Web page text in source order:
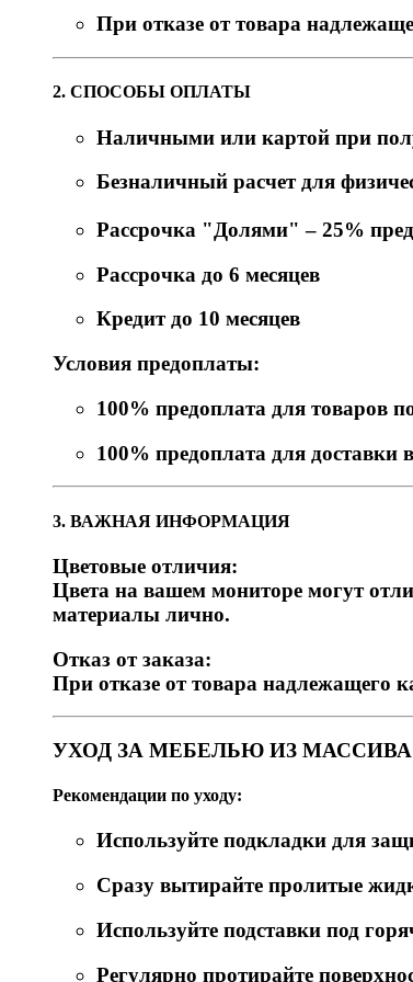
При отказе от товара
2. СПОСОБЫ ОПЛАТЫ
Наличными или картой при
Безналичный расчет для
Рассрочка "Долями" – 25%
Рассрочка до 6 месяцев
Кредит до 10 месяцев
Условия предоплаты:
100% предоплата для товаров
100% предоплата для
3. ВАЖНАЯ ИНФОРМАЦИЯ
Цветовые отличия:
Цвета на вашем мониторе могут
материалы лично.
Отказ от заказа:
При отказе от товара надлежащего
УХОД ЗА МЕБЕЛЬЮ ИЗ МАССИВА
Рекомендации по уходу:
Используйте подкладки для
Сразу вытирайте пролитые
Используйте подставки под
Регулярно протирайте